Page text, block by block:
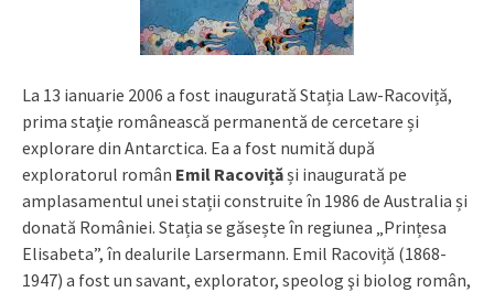
La 13 ianuarie 2006 a fost inaugurată Stația Law-Racoviță,
prima staţie românească permanentă de cercetare și
explorare din Antarctica. Ea a fost numită după
exploratorul român Emil Racovițăși inaugurată pe
amplasamentul unei stații construite în 1986 de Australia și
donată României. Stația se găsește în regiunea „Prințesa
Elisabeta”, în dealurile Larsermann. Emil Racoviță (1868-
1947) a fost un savant, explorator, speolog şi biolog român,